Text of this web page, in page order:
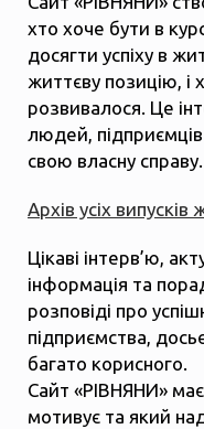
хто хоче бути в
досягти успіху в
життєву позицію, і
розвивалося. Це
людей,
свою власну справу.
Архів усіх
Цікаві інтерв’ю,
інформація та
розповіді про
підприємства,
багато корисного.
Сайт «РІВНЯНИ»
мотивує та який